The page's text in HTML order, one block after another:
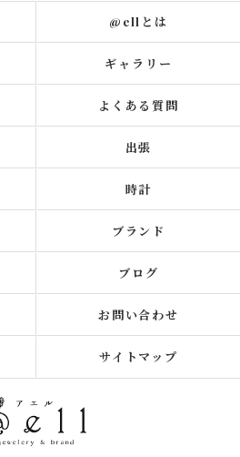
@ellとは
ギャラリー
よくある質問
出張
時計
ブランド
ブログ
お問い合わせ
サイトマップ